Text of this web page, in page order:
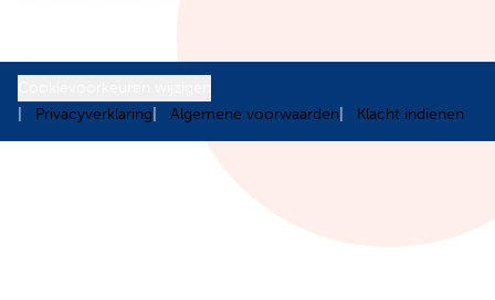
Privacyverklaring
Algemene voorwaarden Klacht indienen